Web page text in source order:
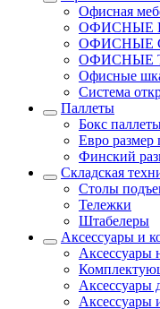
Офисная
ОФИСНЫЕ
ОФИСНЫЕ
ОФИСНЫЕ
Офисные
Система
Паллеты
Бокс
Евро размер
Финский
Складская
Столы
Тележки
Штабелеры
Аксессуары и
Аксессуары
Аксессуары
Аксессуары